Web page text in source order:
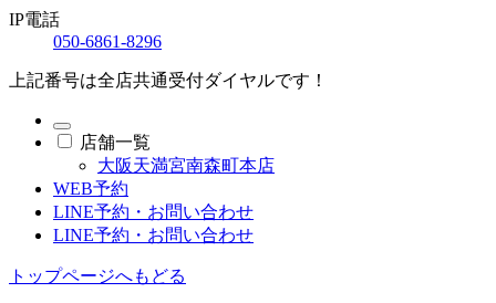
IP電話
050-6861-8296
上記番号は全店共通受付ダイヤルです！
店舗一覧
大阪天満宮南森町本店
WEB予約
LINE予約・お問い合わせ
LINE予約・お問い合わせ
トップページへもどる